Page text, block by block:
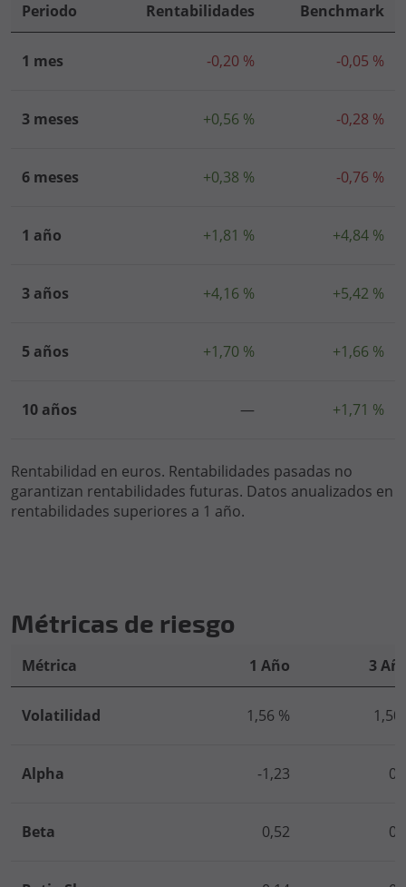
Periodo Rentabilidades Benchmark
1 mes -0,20 % -0,05 %
3 meses +0,56 % -0,28 %
6 meses +0,38 % -0,76 %
1 año +1,81 % +4,84 %
3 años +4,16 % +5,42 %
5 años +1,70 % +1,66 %
10 años — +1,71 %
Rentabilidad en euros. Rentabilidades pasadas no
garantizan rentabilidades futuras. Datos anualizados en
rentabilidades superiores a 1 año.
Métricas de riesgo
Métrica 1 Año 3
Volatilidad 1,56 % 1,50
Alpha -1,23
Beta 0,52